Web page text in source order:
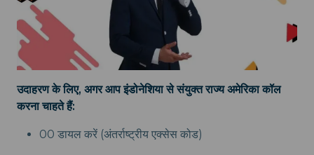
उदाहरण के लिए, अगर आप इंडोनेशिया से संयुक्त राज्य अमेरिका कॉल
करना चाहते हैं:
00 डायल करें (अंतर्राष्ट्रीय एक्सेस कोड)